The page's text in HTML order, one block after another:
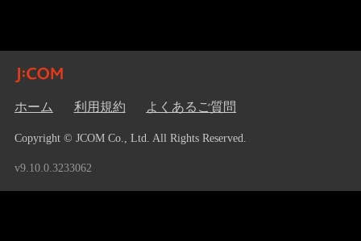
ホーム 利用規約 よくあるご質問
Copyright © JCOM Co., Ltd. All Rights Reserved.
v9.10.0.3233062